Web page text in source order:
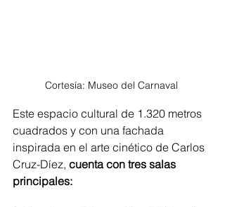
Cortesía: Museo del Carnaval
Este espacio cultural de 1.320 metros
cuadrados y con una fachada
inspirada en el arte cinético de Carlos
Cruz-Díez, cuenta con tres salas
principales: